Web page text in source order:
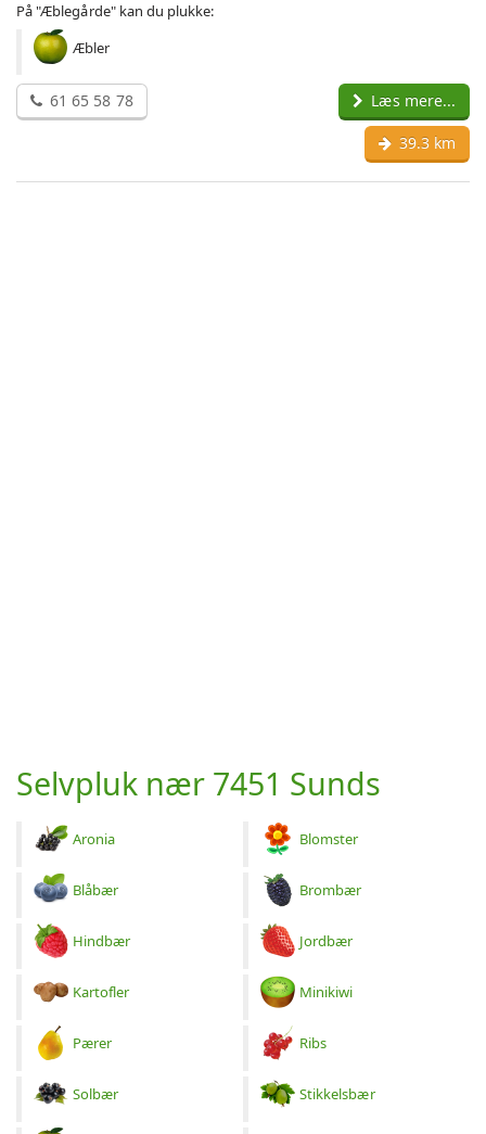
På "Æblegårde" kan du plukke:
Æbler
61 65 58 78 Læs mere...
39.3 km
Selvpluk nær 7451 Sunds
Aronia Blomster
Blåbær Brombær
Hindbær Jordbær
Kartofler Minikiwi
Pærer Ribs
Solbær Stikkelsbær